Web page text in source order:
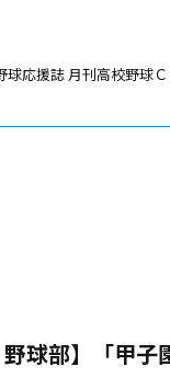
応援誌 月刊高校野球Ｃ
球部】「甲